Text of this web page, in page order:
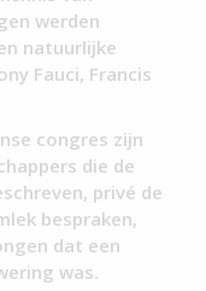
werden
natuurlijke
Fauci, Francis
congres zijn
die de
privé de
bespraken,
dat een
was.